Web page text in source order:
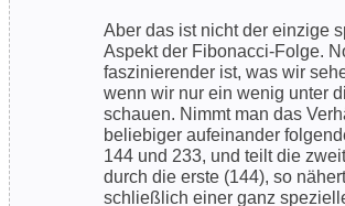
Aber das ist nicht der einzige
Aspekt der Fibonacci-Folge.
faszinierender ist, was wir
wenn wir nur ein wenig unter
schauen. Nimmt man das
beliebiger aufeinander
144 und 233, und teilt die
durch die erste (144), so
schließlich einer ganz